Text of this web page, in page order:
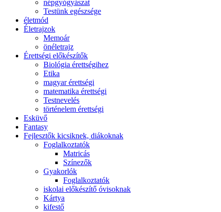
népgyógyászat
Testünk egészsége
életmód
Életrajzok
Memoár
önéletrajz
Érettségi előkészítők
Biológia érettségihez
Etika
magyar érettségi
matematika érettségi
Testnevelés
történelem érettségi
Esküvő
Fantasy
Fejlesztők kicsiknek, diákoknak
Foglalkoztatók
Matricás
Színezők
Gyakorlók
Foglalkoztatók
iskolai előkészítő óvisoknak
Kártya
kifestő